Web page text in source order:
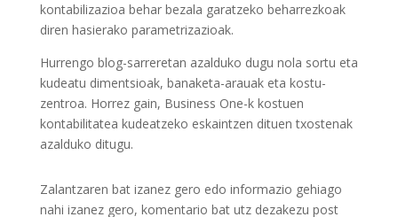
kontabilizazioa behar bezala garatzeko beharrezkoak
diren hasierako parametrizazioak.
Hurrengo blog-sarreretan azalduko dugu nola sortu eta
kudeatu dimentsioak, banaketa-arauak eta kostu-
zentroa. Horrez gain, Business One-k kostuen
kontabilitatea kudeatzeko eskaintzen dituen txostenak
azalduko ditugu.
Zalantzaren bat izanez gero edo informazio gehiago
nahi izanez gero, komentario bat utz dezakezu post